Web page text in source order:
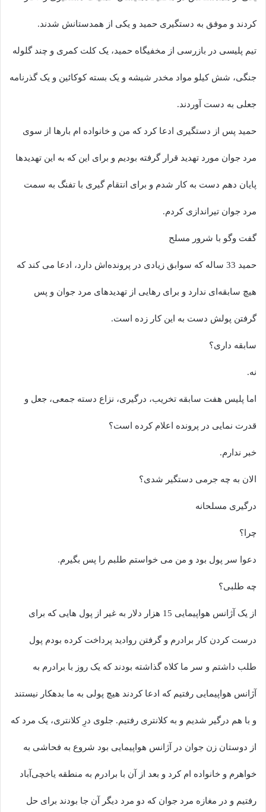
کردند و موفق به دستگیری حمید و یکی از همدستانش شدند.
تیم پلیسی در بازرسی از مخفیگاه حمید، یک کلت کمری و چند گلوله
جنگی، شش کیلو مواد مخدر شیشه و یک بسته کوکائین و یک گذرنامه
جعلی به دست آوردند.
حمید پس از دستگیری ادعا کرد که من و خانواده ام بارها از سوی
مرد جوان مورد تهدید قرار گرفته بودیم و برای این که به این تهدیدها
پایان دهم دست به کار شدم و برای انتقام گیری با تفنگ به سمت
مرد جوان تیراندازی کردم.
گفت وگو با شرور مسلح
حمید 33 ساله که سوابق زیادی در پرونده‌اش دارد، ادعا می کند که
هیچ سابقه‌ای ندارد و برای رهایی از تهدیدهای مرد جوان و پس
گرفتن پولش دست به این کار زده است.
سابقه داری؟
نه.
اما پلیس هفت سابقه تخریب، درگیری، نزاع دسته جمعی، جعل و
قدرت نمایی در پرونده اعلام کرده است؟
خبر ندارم.
الان به چه جرمی دستگیر شدی؟
درگیری مسلحانه
چرا؟
دعوا سر پول بود و من می خواستم طلبم را پس بگیرم.
چه طلبی؟
از یک آژانس هواپیمایی 15 هزار دلار به غیر از پول هایی که برای
درست کردن کار برادرم و گرفتن روادید پرداخت کرده بودم پول
طلب داشتم و سر ما کلاه گذاشته بودند که یک روز با برادرم به
آژانس هواپیمایی رفتیم که ادعا کردند هیچ پولی به ما بدهکار نیستند
و با هم درگیر شدیم و به کلانتری رفتیم. جلوی درِ کلانتری، یک مرد که
از دوستان زن جوان در آژانس هواپیمایی بود شروع به فحاشی به
خواهرم و خانواده ام کرد و بعد از آن با برادرم به منطقه یاخچی‌آباد
رفتیم و در مغازه مرد جوان که دو مرد دیگر آن جا بودند برای حل